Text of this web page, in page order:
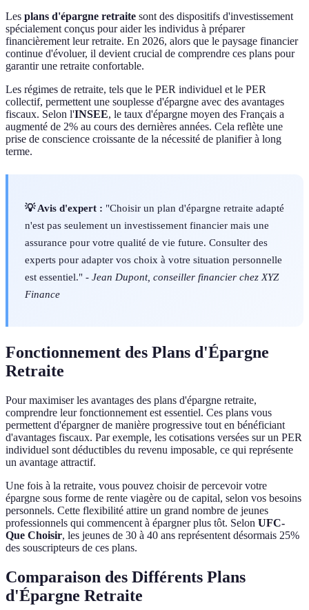
Les plans d'épargne retraite sont des dispositifs d'investissement
spécialement conçus pour aider les individus à préparer
financièrement leur retraite. En 2026, alors que le paysage financier
continue d'évoluer, il devient crucial de comprendre ces plans pour
garantir une retraite confortable.
Les régimes de retraite, tels que le PER individuel et le PER
collectif, permettent une souplesse d'épargne avec des avantages
fiscaux. Selon l'INSEE, le taux d'épargne moyen des Français a
augmenté de 2% au cours des dernières années. Cela reflète une
prise de conscience croissante de la nécessité de planifier à long
terme.
💡 Avis d'expert : "Choisir un plan d'épargne retraite adapté
n'est pas seulement un investissement financier mais une
assurance pour votre qualité de vie future. Consulter des
experts pour adapter vos choix à votre situation personnelle
est essentiel." - Jean Dupont, conseiller financier chez XYZ
Finance
Fonctionnement des Plans d'Épargne
Retraite
Pour maximiser les avantages des plans d'épargne retraite,
comprendre leur fonctionnement est essentiel. Ces plans vous
permettent d'épargner de manière progressive tout en bénéficiant
d'avantages fiscaux. Par exemple, les cotisations versées sur un PER
individuel sont déductibles du revenu imposable, ce qui représente
un avantage attractif.
Une fois à la retraite, vous pouvez choisir de percevoir votre
épargne sous forme de rente viagère ou de capital, selon vos besoins
personnels. Cette flexibilité attire un grand nombre de jeunes
professionnels qui commencent à épargner plus tôt. Selon UFC-
Que Choisir, les jeunes de 30 à 40 ans représentent désormais 25%
des souscripteurs de ces plans.
Comparaison des Différents Plans
d'Épargne Retraite